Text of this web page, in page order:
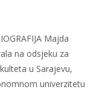
Majda
na odsjeku za
u Sarajevu,
univerzitetu